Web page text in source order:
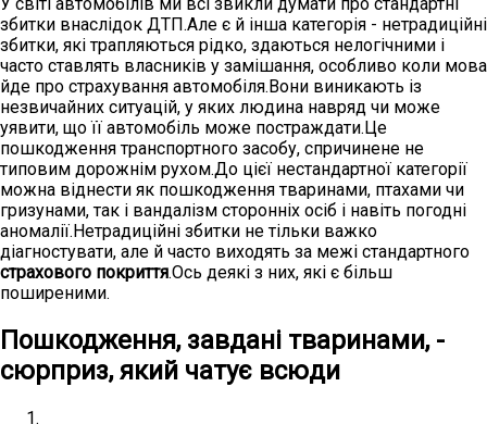
збитки внаслідок ДТП.Але є й інша категорія - нетрадиційні
збитки, які трапляються рідко, здаються нелогічними і
часто ставлять власників у замішання, особливо коли мова
йде про страхування автомобіля.Вони виникають із
незвичайних ситуацій, у яких людина навряд чи може
уявити, що її автомобіль може постраждати.Це
пошкодження транспортного засобу, спричинене не
типовим дорожнім рухом.До цієї нестандартної категорії
можна віднести як пошкодження тваринами, птахами чи
гризунами, так і вандалізм сторонніх осіб і навіть погодні
аномалії.Нетрадиційні збитки не тільки важко
діагностувати, але й часто виходять за межі стандартного
страхового покриття.Ось деякі з них, які є більш
поширеними.
Пошкодження, завдані тваринами, -
сюрприз, який чатує всюди